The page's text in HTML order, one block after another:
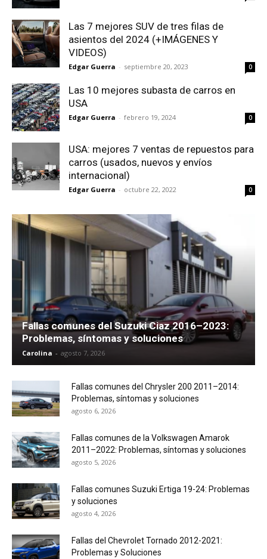
Las 7 mejores SUV de tres filas de
asientos del 2024 (+IMÁGENES Y
VIDEOS)
Edgar Guerra - septiembre 20, 2023 0
Las 10 mejores subasta de carros en
USA
Edgar Guerra - febrero 19, 2024 0
USA: mejores 7 ventas de repuestos para
carros (usados, nuevos y envíos
internacional)
Edgar Guerra - octubre 22, 2022 0
Fallas comunes del Suzuki Ciaz 2016–2023:
Problemas, síntomas y soluciones
Carolina - agosto 7, 2026
Fallas comunes del Chrysler 200 2011–2014:
Problemas, síntomas y soluciones
agosto 6, 2026
Fallas comunes de la Volkswagen Amarok
2011–2022: Problemas, síntomas y soluciones
agosto 5, 2026
Fallas comunes Suzuki Ertiga 19-24: Problemas
y soluciones
agosto 4, 2026
Fallas del Chevrolet Tornado 2012-2021:
Problemas y Soluciones